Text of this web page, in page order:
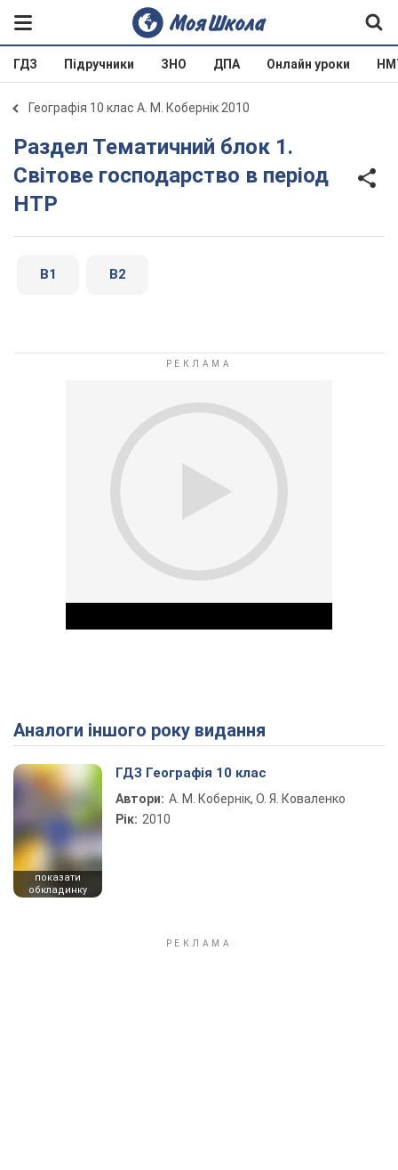
ГДЗ Підручники ЗНО ДПА Онлайн уроки
Географія 10 клас А. М. Кобернік 2010
Раздел Тематичний блок 1.
Світове господарство в період
НТР
В1 В2
Play Video
Аналоги іншого року видання
показати
обкладинку
ГДЗ Географія 10 клас
Автори: А. М. Кобернік, О. Я. Коваленко
Рік: 2010